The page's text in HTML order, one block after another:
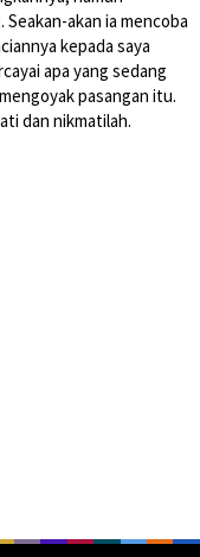
akan ia mencoba
kepada saya
apa yang sedang
pasangan itu.
dan nikmatilah.